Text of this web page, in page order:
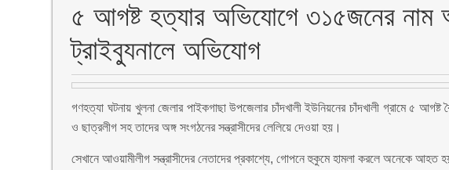
৫ আগষ্ট হত্যার অভিযোগে ৩১৫জনের নাম
ট্রাইব্যুনালে অভিযোগ
গণহত্যা ঘটনায় খুলনা জেলার পাইকগাছা উপজেলার চাঁদখালী ইউনিয়নের চাঁদখালী গ্রামে ৫
ও ছাত্রলীগ সহ তাদের অঙ্গ সংগঠনের সন্ত্রাসীদের লেলিয়ে দেওয়া হয়।
সেখানে আওয়ামীলীগ সন্ত্রাসীদের নেতাদের প্রকাশ্যে, গোপনে হুকুমে হামলা করলে অনেকে আহত